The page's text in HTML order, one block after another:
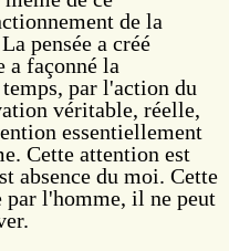
de la
pensée a créé
façonné la
par l'action du
véritable, réelle,
essentiellement
Cette attention est
absence du moi. Cette
par l'homme, il ne peut